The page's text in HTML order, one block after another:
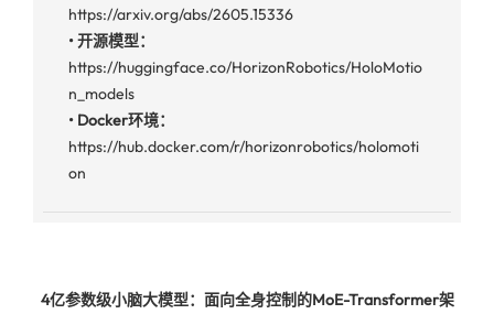
https://arxiv.org/abs/2605.15336
• 开源模型：
https://huggingface.co/HorizonRobotics/HoloMotio
n_models
• Docker环境：
https://hub.docker.com/r/horizonrobotics/holomoti
on
4亿参数级小脑大模型： 面向全身控制的MoE-Transformer架